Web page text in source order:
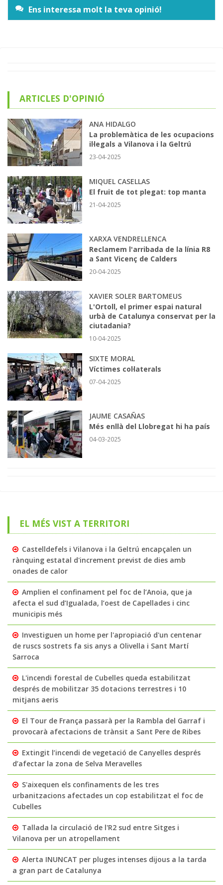
Ens interessa molt la teva opinió!
ARTICLES D'OPINIÓ
ANA HIDALGO
La problemàtica de les ocupacions
il·legals a Vilanova i la Geltrú
23-04-2025
MIQUEL CASELLAS
El fruit de tot plegat: top manta
21-04-2025
XARXA VENDRELLENCA
Reclamem l'arribada de la línia R8
a Sant Vicenç de Calders
20-04-2025
XAVIER SOLER BARTOMEUS
L'Ortoll, el primer espai natural
urbà de Catalunya conservat per la
ciutadania?
10-04-2025
SIXTE MORAL
Víctimes col·laterals
07-04-2025
JAUME CASAÑAS
Més enllà del Llobregat hi ha país
04-03-2025
EL MÉS VIST A TERRITORI
Castelldefels i Vilanova i la Geltrú encapçalen un
rànquing estatal d'increment previst de dies amb
onades de calor
Amplien el confinament pel foc de l’Anoia, que ja
afecta el sud d’Igualada, l’oest de Capellades i cinc
municipis més
Investiguen un home per l'apropiació d'un centenar
de ruscs sostrets fa sis anys a Olivella i Sant Martí
Sarroca
L'incendi forestal de Cubelles queda estabilitzat
després de mobilitzar 35 dotacions terrestres i 10
mitjans aeris
El Tour de França passarà per la Rambla del Garraf i
provocarà afectacions de trànsit a Sant Pere de Ribes
Extingit l’incendi de vegetació de Canyelles després
d’afectar la zona de Selva Meravelles
S'aixequen els confinaments de les tres
urbanitzacions afectades un cop estabilitzat el foc de
Cubelles
Tallada la circulació de l'R2 sud entre Sitges i
Vilanova per un atropellament
Alerta INUNCAT per pluges intenses dijous a la tarda
a gran part de Catalunya